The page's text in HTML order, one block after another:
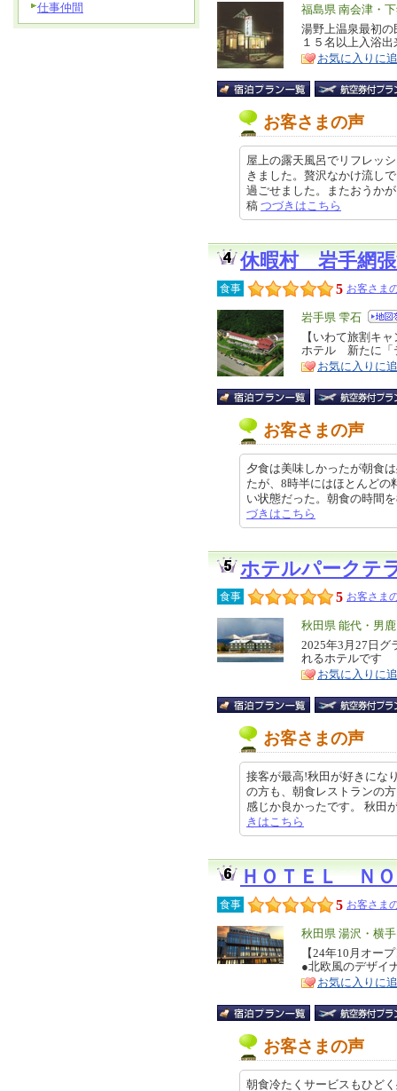
エ
リ
ア
福島県 南会津・
特
徴
湯野上温泉最初
１５名以上入浴
お気に入りに
お客さまの声
屋上の露天風呂でリフレッ
きました。贅沢なかけ流し
過ごせました。またおうか
稿 つづきはこちら
休暇村 岩手網
食事 5 お客さま
エ
リ
ア
岩手県 雫石
特
徴
【いわて旅割キ
ホテル 新たに「
お気に入りに
お客さまの声
夕食は美味しかったが朝食
たが、8時半にはほとんどの
い状態だった。朝食の時間
づきはこちら
ホテルパークテ
食事 5 お客さま
エ
リ
ア
秋田県 能代・男
特
徴
2025年3月27日グ
れるホテルです
お気に入りに
お客さまの声
接客が最高!秋田が好きにな
の方も、朝食レストランの
感じか良かったです。 秋
きはこちら
ＨＯＴＥＬ Ｎ
食事 5 お客さま
エ
リ
ア
秋田県 湯沢・横手
特
徴
【24年10月オー
●北欧風のデザイ
お気に入りに
お客さまの声
朝食冷たくサービスもひど
仕事仲間